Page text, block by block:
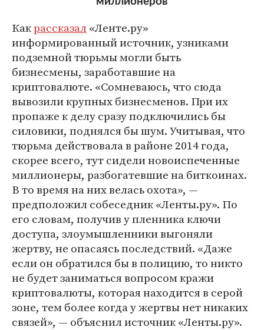
Какрассказал«Ленте.ру»
информированный источник, узниками
подземной тюрьмы могли быть
бизнесмены, заработавшие на
криптовалюте. «Сомневаюсь, что сюда
вывозили крупных бизнесменов. При их
пропаже к делу сразу подключились бы
силовики, поднялся бы шум. Учитывая, что
тюрьма действовала в районе 2014 года,
скорее всего, тут сидели новоиспеченные
миллионеры, разбогатевшие на биткоинах.
В то время на них велась охота», —
предположил собеседник «Ленты.ру». По
его словам, получив у пленника ключи
доступа, злоумышленники выгоняли
жертву, не опасаясь последствий. «Даже
если он обратился бы в полицию, то никто
не будет заниматься вопросом кражи
криптовалюты, которая находится в серой
зоне, тем более когда у жертвы нет никаких
связей», — объяснил источник «Ленты.ру».